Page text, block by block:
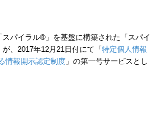
パイラル®︎」を基盤に構築された「スパイ
、2017年12月21日付にて「特定個人情報
情報開示認定制度 」の第一号サービスとし